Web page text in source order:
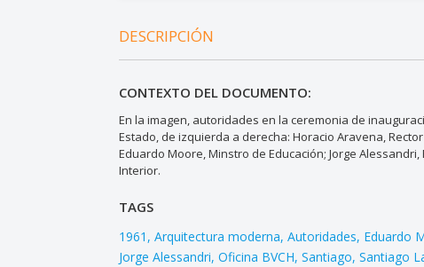
DESCRIPCIÓN
CONTEXTO DEL DOCUMENTO:
En la imagen, autoridades en la ceremonia de
Estado, de izquierda a derecha: Horacio Aravena, Rector
Eduardo Moore, Minstro de Educación; Jorge
Interior.
TAGS
1961 Arquitectura moderna Autoridades Eduardo
Jorge Alessandri Oficina BVCH Santiago Santiago